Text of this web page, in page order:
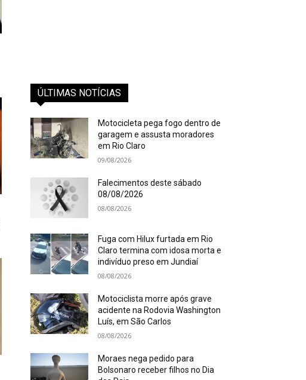
ÚLTIMAS NOTÍCIAS
Motocicleta pega fogo dentro de
garagem e assusta moradores
em Rio Claro
09/08/2026
Falecimentos deste sábado
08/08/2026
08/08/2026
Fuga com Hilux furtada em Rio
Claro termina com idosa morta e
indivíduo preso em Jundiaí
08/08/2026
Motociclista morre após grave
acidente na Rodovia Washington
Luís, em São Carlos
08/08/2026
Moraes nega pedido para
Bolsonaro receber filhos no Dia